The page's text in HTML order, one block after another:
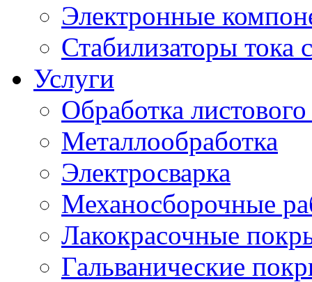
Электронные
Стабилизаторы тока
Услуги
Обработка
Металлообработка
Электросварка
Механосборочные
Лакокрасочные
Гальванические